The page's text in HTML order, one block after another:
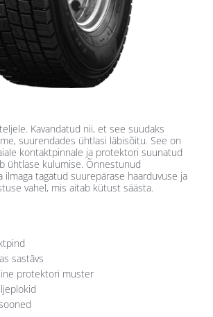
Kavandatud nii, et see suudaks
suurendades ühtlasi läbisõitu. See on
kontaktpinnale ja protektori suunatud
ühtlase kulumise. Õnnestunud
ilmaga tagatud suurepärase haarduvuse ja
vahel, mis aitab kütust säästa.
sastāvs
protektori muster